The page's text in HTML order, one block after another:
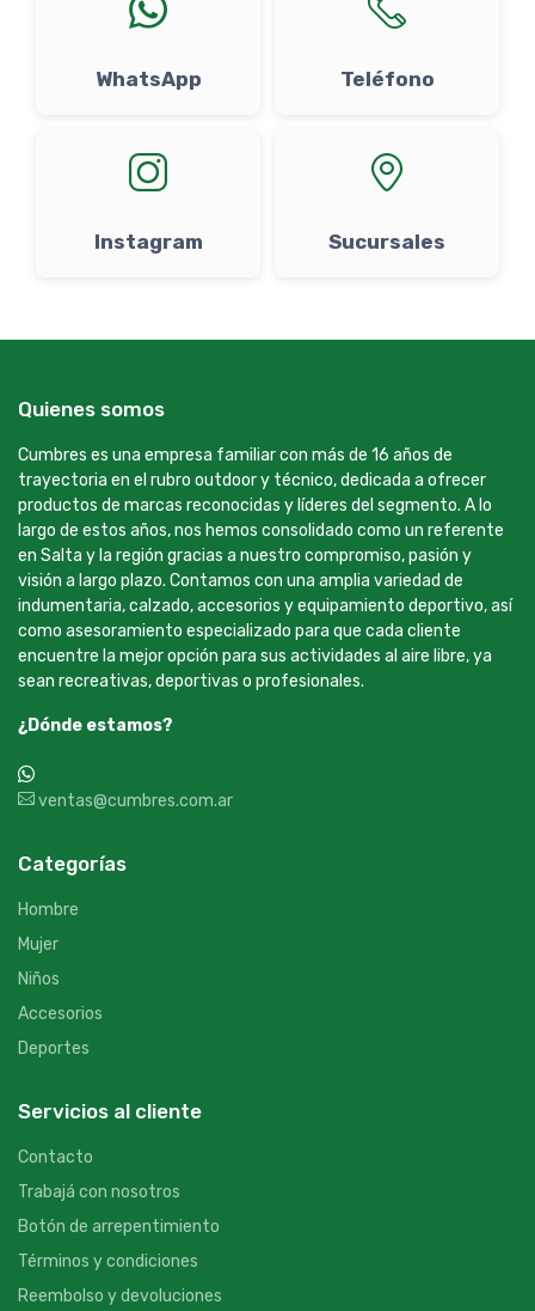
WhatsApp Teléfono
Instagram Sucursales
Quienes somos
Cumbres es una empresa familiar con más de 16 años de
trayectoria en el rubro outdoor y técnico, dedicada a ofrecer
productos de marcas reconocidas y líderes del segmento. A lo
largo de estos años, nos hemos consolidado como un referente
en Salta y la región gracias a nuestro compromiso, pasión y
visión a largo plazo. Contamos con una amplia variedad de
indumentaria, calzado, accesorios y equipamiento deportivo, así
como asesoramiento especializado para que cada cliente
encuentre la mejor opción para sus actividades al aire libre, ya
sean recreativas, deportivas o profesionales.
¿Dónde estamos?
ventas@cumbres.com.ar
Categorías
Hombre
Mujer
Niños
Accesorios
Deportes
Servicios al cliente
Contacto
Trabajá con nosotros
Botón de arrepentimiento
Términos y condiciones
Reembolso y devoluciones